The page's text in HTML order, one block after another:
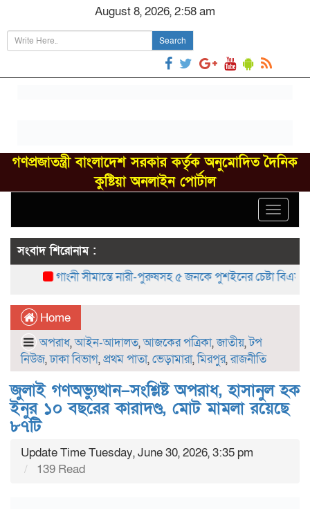
August 8, 2026, 2:58 am
Search
গণপ্রজাতন্ত্রী বাংলাদেশ সরকার কর্তৃক অনুমোদিত দৈনিক
কুষ্টিয়া অনলাইন পোর্টাল
Toggle
সংবাদ শিরোনাম :
গাংনী সীমান্তে নারী-পুরুষসহ ৫ জনকে পুশইনের চেষ্টা বিএসএফের,
Home
অপরাধ,আইন-আদালত,আজকের পত্রিকা,জাতীয়,টপ
নিউজ,ঢাকা বিভাগ,প্রথম পাতা,ভেড়ামারা,মিরপুর,রাজনীতি
জুলাই গণঅভ্যুত্থান–সংশ্লিষ্ট অপরাধ, হাসানুল হক
ইনুর ১০ বছরের কারাদণ্ড, মোট মামলা রয়েছে
৮৭টি
Update Time Tuesday, June 30, 2026, 3:35 pm
139 Read